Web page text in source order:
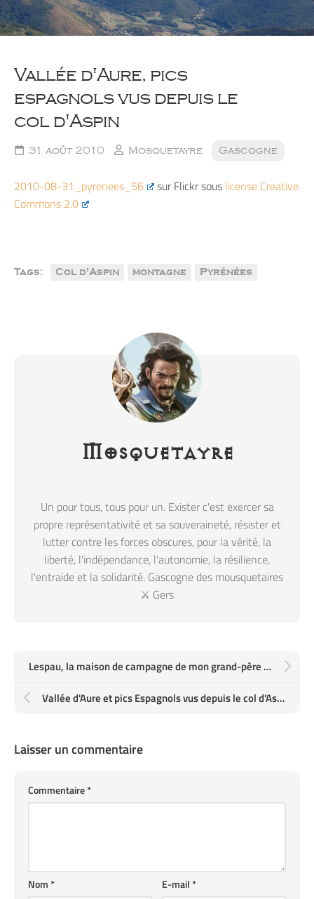
Vallée d'Aure, pics
espagnols vus depuis le
col d'Aspin
31 août 2010 Mosquetayre Gascogne
2010-08-31_pyrenees_56 sur Flickr sous license Creative
Commons 2.0
Tags: Col d'Aspin montagne Pyrénées
Mosquetayre
Un pour tous, tous pour un. Exister c'est exercer sa
propre représentativité et sa souveraineté, résister et
lutter contre les forces obscures, pour la vérité, la
liberté, l'indépendance, l'autonomie, la résilience,
l'entraide et la solidarité. Gascogne des mousquetaires
⚔️ Gers
Lespau, la maison de campagne de mon grand-père maternel, à Grazimis, sur la route de Mézin près de Condom
Vallée d'Aure et pics Espagnols vus depuis le col d'Aspin
Laisser un commentaire
Commentaire*
E-mail*
Nom*